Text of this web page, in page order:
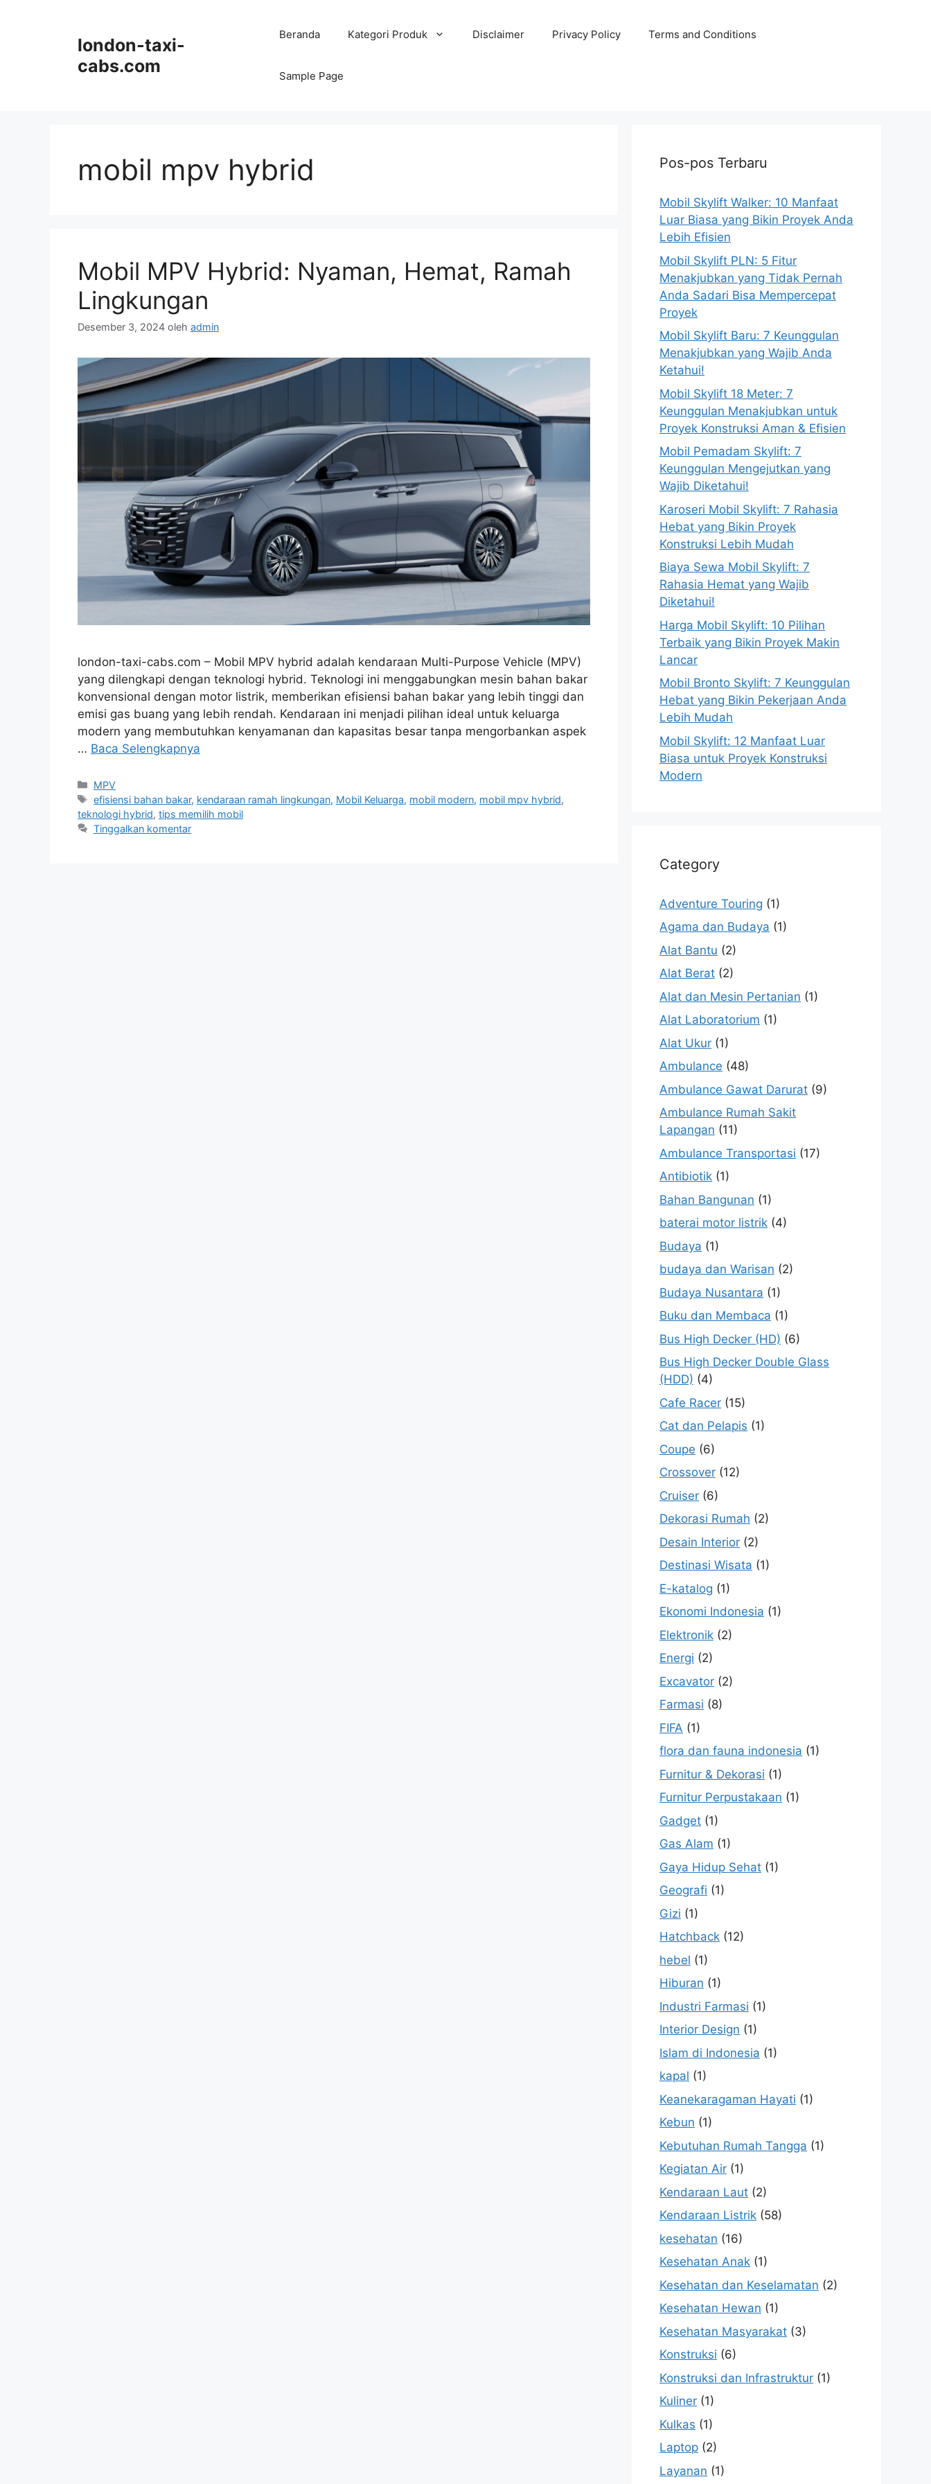
london-taxi-
cabs.com
Beranda Kategori Produk Disclaimer Privacy Policy Terms and Conditions
Sample Page
mobil mpv hybrid
Mobil MPV Hybrid: Nyaman, Hemat, Ramah
Lingkungan
Desember 3, 2024 oleh admin
london-taxi-cabs.com – Mobil MPV hybrid adalah kendaraan Multi-Purpose Vehicle (MPV)
yang dilengkapi dengan teknologi hybrid. Teknologi ini menggabungkan mesin bahan bakar
konvensional dengan motor listrik, memberikan efisiensi bahan bakar yang lebih tinggi dan
emisi gas buang yang lebih rendah. Kendaraan ini menjadi pilihan ideal untuk keluarga
modern yang membutuhkan kenyamanan dan kapasitas besar tanpa mengorbankan aspek
… Baca Selengkapnya
Kategori
MPV
Tag
efisiensi bahan bakar, kendaraan ramah lingkungan, Mobil Keluarga, mobil modern, mobil mpv hybrid,
teknologi hybrid, tips memilih mobil
Tinggalkan komentar
Pos-pos Terbaru
Mobil Skylift Walker: 10 Manfaat
Luar Biasa yang Bikin Proyek Anda
Lebih Efisien
Mobil Skylift PLN: 5 Fitur
Menakjubkan yang Tidak Pernah
Anda Sadari Bisa Mempercepat
Proyek
Mobil Skylift Baru: 7 Keunggulan
Menakjubkan yang Wajib Anda
Ketahui!
Mobil Skylift 18 Meter: 7
Keunggulan Menakjubkan untuk
Proyek Konstruksi Aman & Efisien
Mobil Pemadam Skylift: 7
Keunggulan Mengejutkan yang
Wajib Diketahui!
Karoseri Mobil Skylift: 7 Rahasia
Hebat yang Bikin Proyek
Konstruksi Lebih Mudah
Biaya Sewa Mobil Skylift: 7
Rahasia Hemat yang Wajib
Diketahui!
Harga Mobil Skylift: 10 Pilihan
Terbaik yang Bikin Proyek Makin
Lancar
Mobil Bronto Skylift: 7 Keunggulan
Hebat yang Bikin Pekerjaan Anda
Lebih Mudah
Mobil Skylift: 12 Manfaat Luar
Biasa untuk Proyek Konstruksi
Modern
Category
Adventure Touring (1)
Agama dan Budaya (1)
Alat Bantu (2)
Alat Berat (2)
Alat dan Mesin Pertanian (1)
Alat Laboratorium (1)
Alat Ukur (1)
Ambulance (48)
Ambulance Gawat Darurat (9)
Ambulance Rumah Sakit
Lapangan (11)
Ambulance Transportasi (17)
Antibiotik (1)
Bahan Bangunan (1)
baterai motor listrik (4)
Budaya (1)
budaya dan Warisan (2)
Budaya Nusantara (1)
Buku dan Membaca (1)
Bus High Decker (HD) (6)
Bus High Decker Double Glass
(HDD) (4)
Cafe Racer (15)
Cat dan Pelapis (1)
Coupe (6)
Crossover (12)
Cruiser (6)
Dekorasi Rumah (2)
Desain Interior (2)
Destinasi Wisata (1)
E-katalog (1)
Ekonomi Indonesia (1)
Elektronik (2)
Energi (2)
Excavator (2)
Farmasi (8)
FIFA (1)
flora dan fauna indonesia (1)
Furnitur & Dekorasi (1)
Furnitur Perpustakaan (1)
Gadget (1)
Gas Alam (1)
Gaya Hidup Sehat (1)
Geografi (1)
Gizi (1)
Hatchback (12)
hebel (1)
Hiburan (1)
Industri Farmasi (1)
Interior Design (1)
Islam di Indonesia (1)
kapal (1)
Keanekaragaman Hayati (1)
Kebun (1)
Kebutuhan Rumah Tangga (1)
Kegiatan Air (1)
Kendaraan Laut (2)
Kendaraan Listrik (58)
kesehatan (16)
Kesehatan Anak (1)
Kesehatan dan Keselamatan (2)
Kesehatan Hewan (1)
Kesehatan Masyarakat (3)
Konstruksi (6)
Konstruksi dan Infrastruktur (1)
Kuliner (1)
Kulkas (1)
Laptop (2)
Layanan (1)